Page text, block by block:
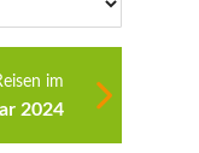
im
2024